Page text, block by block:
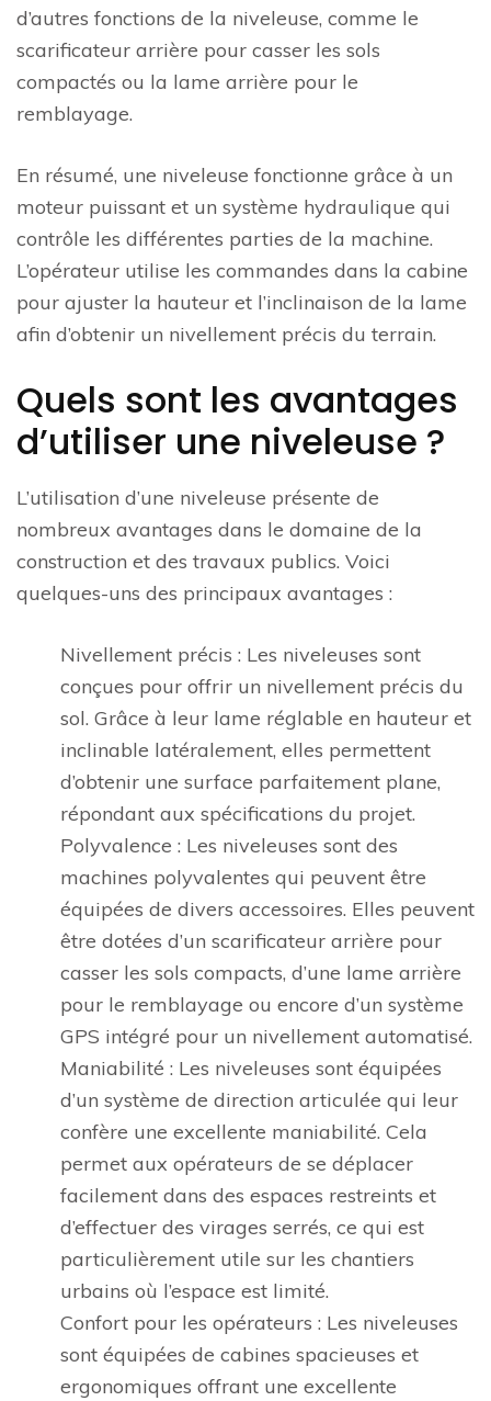
d’autres fonctions de la niveleuse, comme le
scarificateur arrière pour casser les sols
compactés ou la lame arrière pour le
remblayage.
En résumé, une niveleuse fonctionne grâce à un
moteur puissant et un système hydraulique qui
contrôle les différentes parties de la machine.
L’opérateur utilise les commandes dans la cabine
pour ajuster la hauteur et l’inclinaison de la lame
afin d’obtenir un nivellement précis du terrain.
Quels sont les avantages
d’utiliser une niveleuse ?
L’utilisation d’une niveleuse présente de
nombreux avantages dans le domaine de la
construction et des travaux publics. Voici
quelques-uns des principaux avantages :
Nivellement précis : Les niveleuses sont
conçues pour offrir un nivellement précis du
sol. Grâce à leur lame réglable en hauteur et
inclinable latéralement, elles permettent
d’obtenir une surface parfaitement plane,
répondant aux spécifications du projet.
Polyvalence : Les niveleuses sont des
machines polyvalentes qui peuvent être
équipées de divers accessoires. Elles peuvent
être dotées d’un scarificateur arrière pour
casser les sols compacts, d’une lame arrière
pour le remblayage ou encore d’un système
GPS intégré pour un nivellement automatisé.
Maniabilité : Les niveleuses sont équipées
d’un système de direction articulée qui leur
confère une excellente maniabilité. Cela
permet aux opérateurs de se déplacer
facilement dans des espaces restreints et
d’effectuer des virages serrés, ce qui est
particulièrement utile sur les chantiers
urbains où l’espace est limité.
Confort pour les opérateurs : Les niveleuses
sont équipées de cabines spacieuses et
ergonomiques offrant une excellente